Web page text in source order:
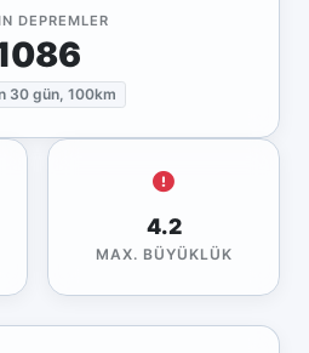
DEPREMLER
30 gün, 100km
4.2
MAX. BÜYÜKLÜK